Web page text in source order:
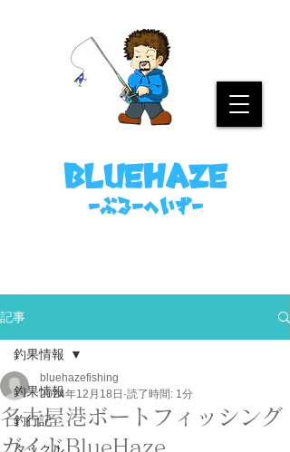
bluehaze
​－ぶるーへいずー
記事
釣果情報
釣行記
釣果情報
名古屋港ボートフィッシング
ガイドBlueHaze
bluehazefishing
2024年12月18日 読了時間: 1分